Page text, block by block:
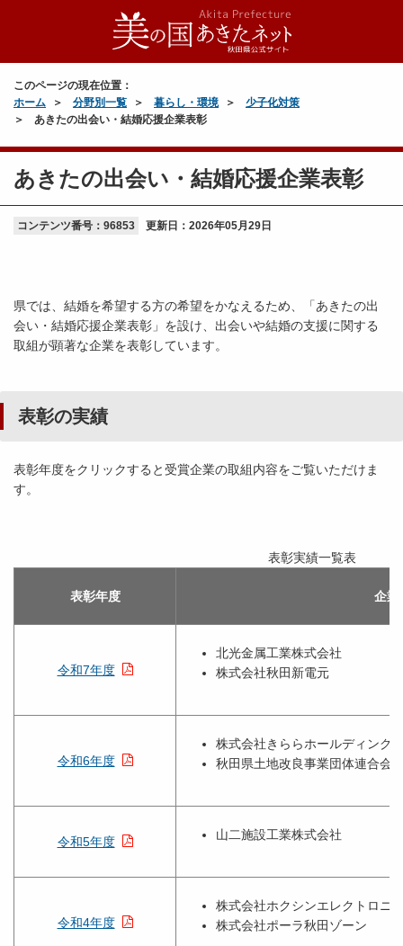
このページの現在位置：
ホーム
分野別一覧 暮らし・環境
少子化対策
あきたの出会い・結婚応援企業表彰
あきたの出会い・結婚応援企業表彰
コンテンツ番号：96853 更新日： 2026年05月29日
県では、結婚を希望する方の希望をかなえるため、「あきたの出
会い・結婚応援企業表彰」を設け、出会いや結婚の支援に関する
取組が顕著な企業を表彰しています。
表彰の実績
表彰年度をクリックすると受賞企業の取組内容をご覧いただけま
す。
表彰実績一覧表
表彰年度 企業
令和7年度
北光金属工業株式会社
株式会社秋田新電元
令和6年度
株式会社きららホールディング
秋田県土地改良事業団体連合会
令和5年度 山二施設工業株式会社
令和4年度
株式会社ホクシンエレクトロニ
株式会社ポーラ秋田ゾーン